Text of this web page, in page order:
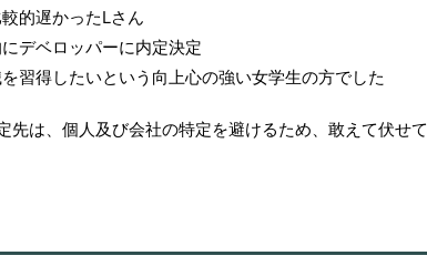
的遅かったLさん
デベロッパーに内定決定
習得したいという向上心の強い女学生の方でした
先は、個人及び会社の特定を避けるため、敢えて伏せて